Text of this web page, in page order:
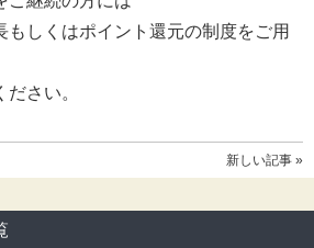
もしくはポイント還元の制度をご用
さい。
新しい記事 »